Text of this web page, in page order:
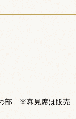
の部 ※幕見席は販売